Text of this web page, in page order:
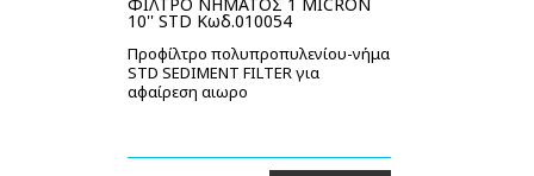
10'' STD Κωδ.010054
Προφίλτρο πολυπροπυλενίου-νήμα
STD SEDIMENT FILTER για
αφαίρεση αιωρο